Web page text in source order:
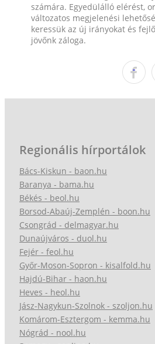
számára. Egyedülálló elérést,
változatos megjelenési
keressük az új irányokat és
jövőnk záloga.
Regionális hírportálok
Bács-Kiskun - baon.hu
Baranya - bama.hu
Békés - beol.hu
Borsod-Abaúj-Zemplén - boon.hu
Csongrád - delmagyar.hu
Dunaújváros - duol.hu
Fejér - feol.hu
Győr-Moson-Sopron - kisalfold.hu
Hajdú-Bihar - haon.hu
Heves - heol.hu
Jász-Nagykun-Szolnok - szoljon.hu
Komárom-Esztergom - kemma.hu
Nógrád - nool.hu